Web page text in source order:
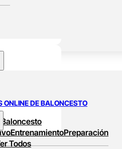
ONLINE DE BALONCESTO
Baloncesto
EntrenamientoPreparación
Todos